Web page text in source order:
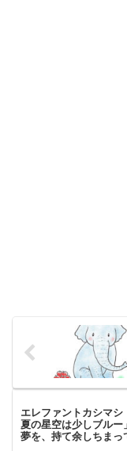
エレファントカシマ
夏の星空は少しブルー
夢を、持て余しちまっ